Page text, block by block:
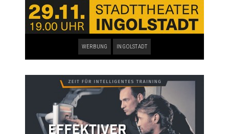
WERBUNG INGOLSTADT